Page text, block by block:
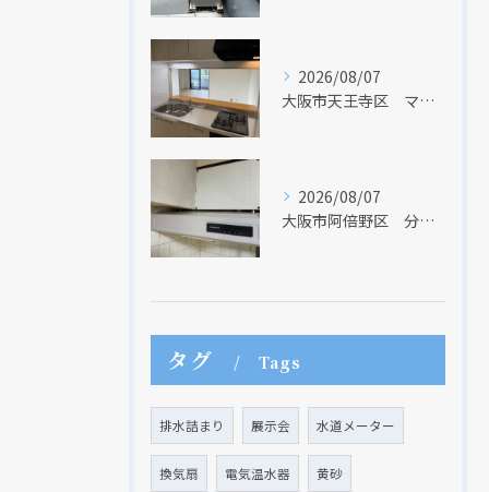
2026/08/07
大阪市天王寺区 マンションのキッチン取替及び内装リフォーム工事 クリナップ
2026/08/07
大阪市阿倍野区 分譲マンションのレンジフード取替リフォーム工事 タカラスタンダード
タグ Tags
排水詰まり 展示会 水道メーター
換気扇 電気温水器 黄砂
現在、新聞に入っている折込チラシです。
現在、新聞に入っている折込チラシです。